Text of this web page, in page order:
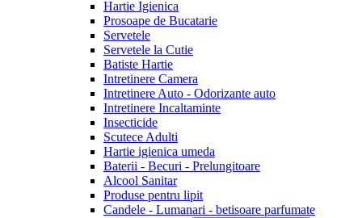
Hartie Igienica
Prosoape de Bucatarie
Servetele
Servetele la Cutie
Batiste Hartie
Intretinere Camera
Intretinere Auto - Odorizante auto
Intretinere Incaltaminte
Insecticide
Scutece Adulti
Hartie igienica umeda
Baterii - Becuri - Prelungitoare
Alcool Sanitar
Produse pentru lipit
Candele - Lumanari - betisoare parfumate